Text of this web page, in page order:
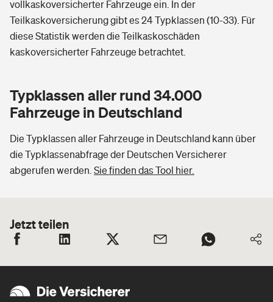
vollkaskoversicherter Fahrzeuge ein. In der
Teilkaskoversicherung gibt es 24 Typklassen (10-33). Für
diese Statistik werden die Teilkaskoschäden
kaskoversicherter Fahrzeuge betrachtet.
Typklassen aller rund 34.000
Fahrzeuge in Deutschland
Die Typklassen aller Fahrzeuge in Deutschland kann über
die Typklassenabfrage der Deutschen Versicherer
abgerufen werden. Sie finden das Tool hier.
Jetzt teilen